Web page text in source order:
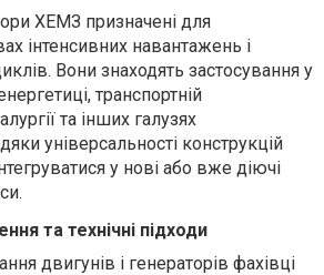
ХЕМЗ призначені для
інтенсивних навантажень і
Вони знаходять застосування у
транспортній
та інших галузях
універсальності конструкцій
у нові або вже діючі
та технічні підходи
двигунів і генераторів фахівці